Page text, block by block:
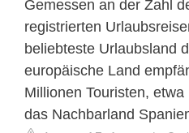
Gemessen an der Zahl
registrierten
beliebteste Urlaubsland
europäische Land
Millionen Touristen,
das Nachbarland